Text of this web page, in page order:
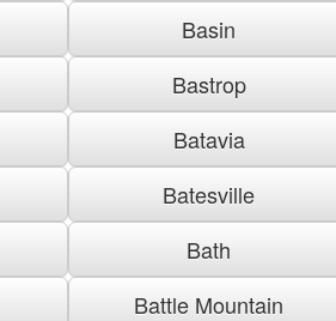
Basin
Bastrop
Batavia
Batesville
Bath
Battle Mountain